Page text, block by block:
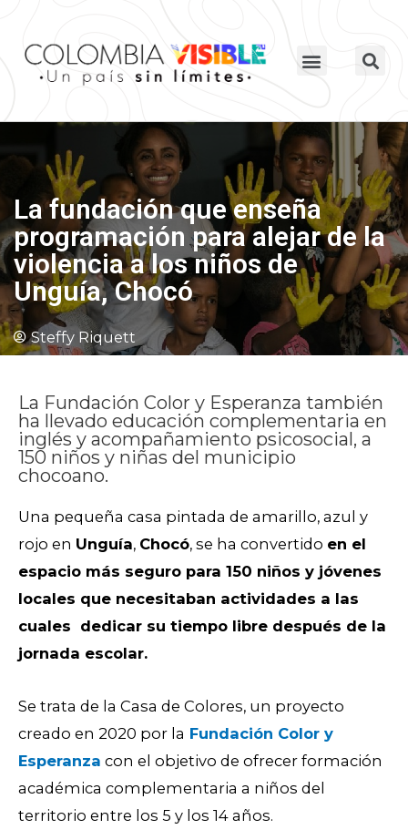
La fundación que enseña
programación para alejar de la
violencia a los niños de
Unguía, Chocó
Steffy Riquett
La Fundación Color y Esperanza también
ha llevado educación complementaria en
inglés y acompañamiento psicosocial, a
150 niños y niñas del municipio
chocoano.​
Una pequeña casa pintada de amarillo, azul y
rojo en Unguía, Chocó, se ha convertido en el
espacio más seguro para 150 niños y jóvenes
locales que necesitaban actividades a las
cuales dedicar su tiempo libre después de la
jornada escolar.
Se trata de la Casa de Colores, un proyecto
creado en 2020 por la Fundación Color y
Esperanza con el objetivo de ofrecer formación
académica complementaria a niños del
territorio entre los 5 y los 14 años.